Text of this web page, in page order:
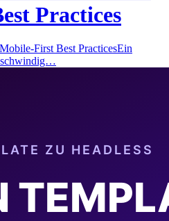
Practices
First Best PracticesEin